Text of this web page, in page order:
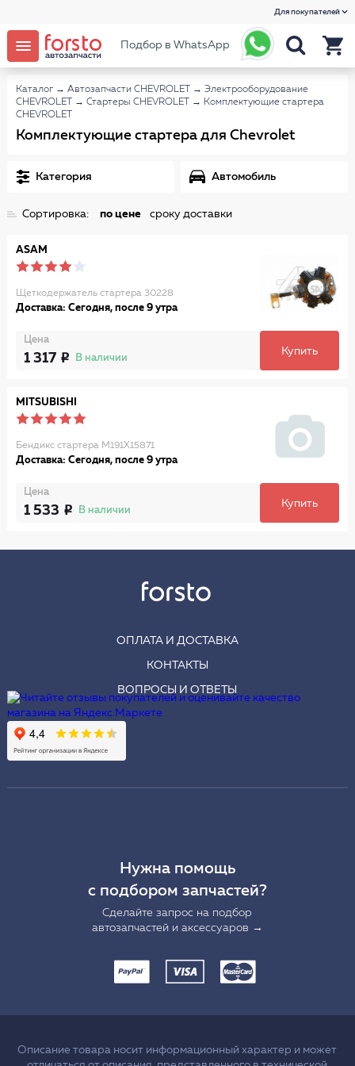
Для покупателей
Подбор в WhatsApp
Каталог → Автозапчасти CHEVROLET → Электрооборудование
CHEVROLET
→ Стартеры CHEVROLET → Комплектующие стартера
CHEVROLET
Комплектующие стартера для Chevrolet
Категория Автомобиль
Сортировка: по цене сроку доставки
ASAM
Щеткодержатель стартера 30228
Доставка: Сегодня, после 9 утра
Цена
1 317 В наличии
Купить
MITSUBISHI
Бендикс стартера M191X15871
Доставка: Сегодня, после 9 утра
Цена
1 533 В наличии
Купить
ОПЛАТА И ДОСТАВКА
КОНТАКТЫ
ВОПРОСЫ И ОТВЕТЫ
Нужна помощь
с подбором запчастей?
Сделайте запрос на подбор
автозапчастей и аксессуаров →
Описание товара носит информационный характер и может